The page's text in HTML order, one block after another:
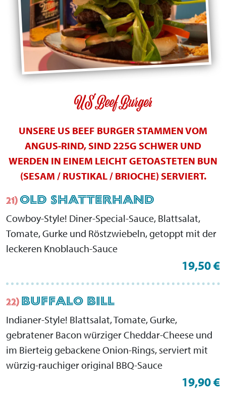
US Beef Burger
UNSERE US BEEF BURGER STAMMEN VOM
ANGUS-RIND, SIND 225G SCHWER UND
WERDEN IN EINEM LEICHT GETOASTETEN BUN
(SESAM / RUSTIKAL / BRIOCHE) SERVIERT.
21)OLD SHATTERHAND
Cowboy-Style! Diner-Special-Sauce, Blattsalat,
Tomate, Gurke und Röstzwiebeln, getoppt mit der
leckeren Knoblauch-Sauce
19,50 €
22) BUFFALO BILL
Indianer-Style! Blattsalat, Tomate, Gurke,
gebratener Bacon würziger Cheddar-Cheese und
im Bierteig gebackene Onion-Rings, serviert mit
würzig-rauchiger original BBQ-Sauce
19,90 €